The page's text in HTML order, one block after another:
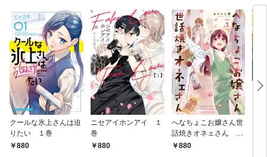
クールな氷上さんは迫
りたい １巻
880
ニセアイホンアイ １
巻
880
へなちょこお嬢さん世
話焼きオネェさん １
巻880